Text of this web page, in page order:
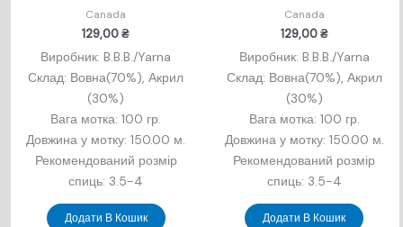
Canada
129,00₴
Виробник: B.B.B./Yarna
Склад: Вовна(70%), Акрил
(30%)
Вага мотка: 100 гр.
Довжина у мотку: 150.00 м.
Рекомендований розмір
спиць: 3.5-4
Додати В Кошик
Canada
129,00₴
Виробник: B.B.B./Yarna
Склад: Вовна(70%), Акрил
(30%)
Вага мотка: 100 гр.
Довжина у мотку: 150.00 м.
Рекомендований розмір
спиць: 3.5-4
Додати В Кошик